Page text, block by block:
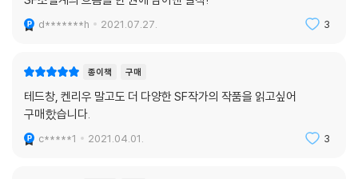
‘SFnal(SF적인)’은 SF(과학소설)’와 ‘-nal(-적인)’의 합성어로, 일찍이
있다. SF적인 서사, SF적인 상상력, SF적인 세계관… 이토록 많이 쓰는 표
현인데, 도대체 ‘SF적인’ 것이 뭘까? 우리는 이토록 SF적인 세계를 어떻게
살아야 할까? 그 물음에 대한 대답을, 세계적인 SF 작가들의 생각을 이 책
을 통해 읽을 수 있다.
d*******h 2021.07.27. 3
종이책 구매
테드창, 켄리우 말고도 더 다양한 SF작가의 작품을 읽고싶어
구매핬습니다.
c*****1 2021.04.01. 3